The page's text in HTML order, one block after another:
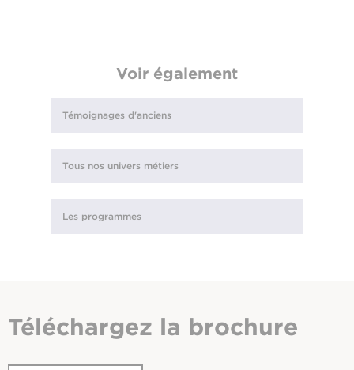
Voir également
Témoignages d'anciens
Tous nos univers métiers
Les programmes
Téléchargez la brochure